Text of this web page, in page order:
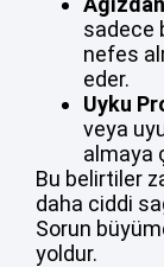
sadece
nefes
eder.
Uyku
veya
almaya
Bu belirtiler
daha ciddi
Sorun
yoldur.